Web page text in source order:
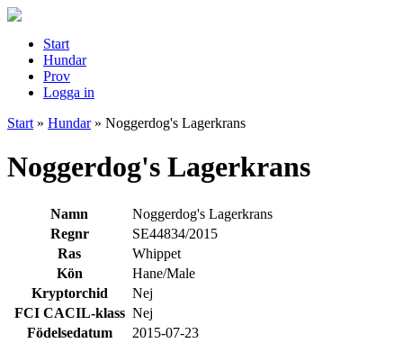
Start
Hundar
Prov
Logga in
Start » Hundar» Noggerdog's Lagerkrans
Noggerdog's Lagerkrans
Namn
Noggerdog's Lagerkrans
Regnr
SE44834/2015
Ras
Whippet
Kön
Hane/Male
Kryptorchid
Nej
FCI CACIL-klass Nej
Födelsedatum
2015-07-23